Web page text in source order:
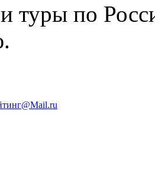
и туры по